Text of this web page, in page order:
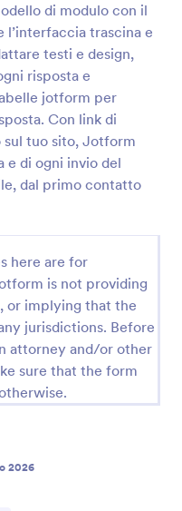
di modulo con il
trascina e
testi e design,
risposta e
jotform per
Con link di
tuo sito, Jotform
e di ogni invio del
dal primo contatto
here are for
is not providing
or implying that the
jurisdictions. Before
attorney and/or other
sure that the form
2026
Modulo Di Informazioni Per L'acquirente Acquirente Immobiliare
su un sito
modulo di
raccogliere
di
e dettagli di
o informativo,
lo sfondo e
usarlo come modulo